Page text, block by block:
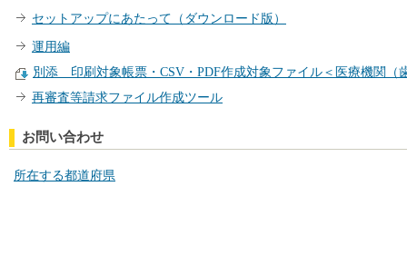
セットアップにあたって（ダウンロード版）
運用編
別添 印刷対象帳票・CSV・PDF作成対象ファイル＜医療機関（
再審査等請求ファイル作成ツール
お問い合わせ
所在する都道府県